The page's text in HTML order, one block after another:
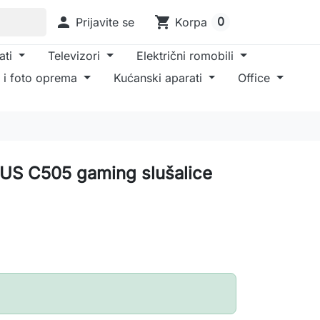
 Prijavite se shopping_cart Korpa 0
Televizori
Električni romobili
i foto oprema Kućanski aparati
Office
C505 gaming slušalice